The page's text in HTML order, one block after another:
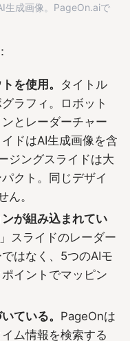
生成画像。PageOn.aiで
を使用。 タイトル
ラフィ。ロボット
とレーダーチャー
ドはAI生成画像を含
ジングスライドは大
クト。同じデザイ
ん。
が組み込まれてい
スライドのレーダー
はなく、5つのAIモ
イントでマッピン
ている。 PageOnは
ム情報を検索する